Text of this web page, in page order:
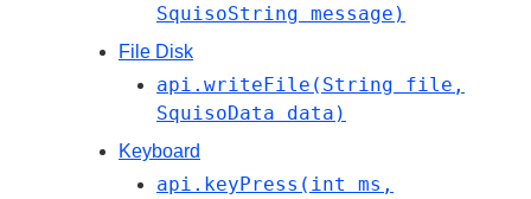
SquisoString message)
File Disk
api.writeFile(String file,
SquisoData data)
Keyboard
api.keyPress(int ms,